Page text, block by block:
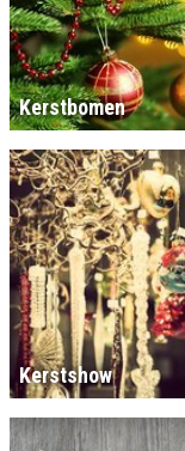
Kerstbomen
Kerstshow